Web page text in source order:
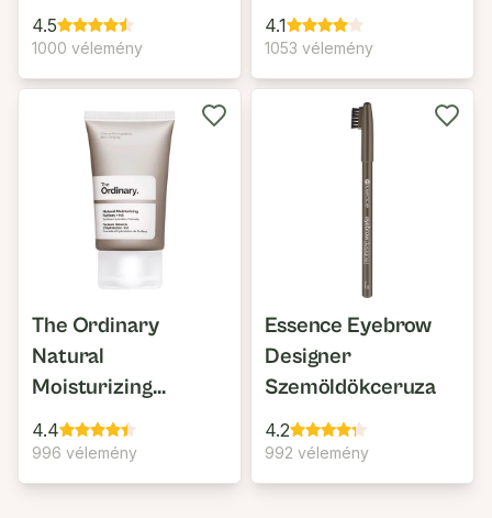
Hatású
4.5
1000 vélemény
4.1
1053 vélemény
The Ordinary
Natural
Moisturizing
Factors + HA
4.4
996 vélemény
Essence Eyebrow
Designer
Szemöldökceruza
4.2
992 vélemény